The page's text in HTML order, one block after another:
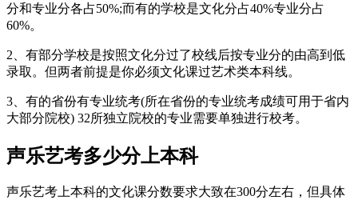
分和专业分各占50%;而有的学校是文化分占40%专业分占
60%。
2、有部分学校是按照文化分过了校线后按专业分的由高到低
录取。但两者前提是你必须文化课过艺术类本科线。
3、有的省份有专业统考(所在省份的专业统考成绩可用于省内
大部分院校) 32所独立院校的专业需要单独进行校考。
声乐艺考多少分上本科
声乐艺考上本科的文化课分数要求大致在300分左右，但具体